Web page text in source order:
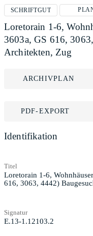
SCHRIFTGUT
Loretorain 1-6,
3603a, GS 616,
Architekten, Zug
ARCHIVPLAN
PDF-EXPORT
Identifikation
Titel
Loretorain 1-6,
616, 3063, 4442)
Signatur
E.13-1.12103.2